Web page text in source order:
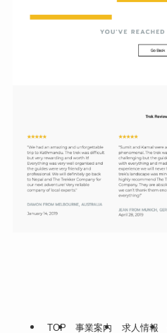
TOP 事業案内 求人情報